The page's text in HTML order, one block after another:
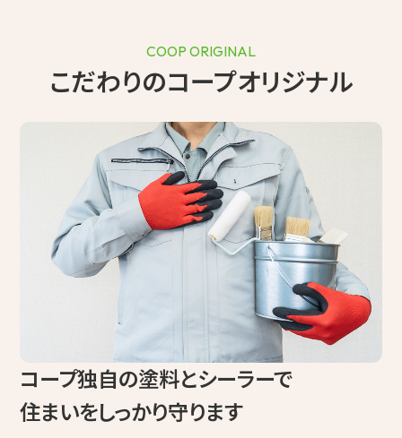
COOP ORIGINAL
こだわりのコープオリジナル
コープ独自の塗料とシーラーで
住まいをしっかり守ります